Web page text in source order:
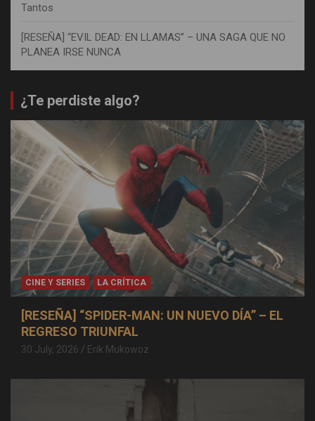
Tantos
[RESEÑA] “EVIL DEAD: EN LLAMAS” – UNA SAGA QUE NO
PLANEA IRSE NUNCA
¿Te perdiste algo?
CINE Y SERIES LA CRÍTICA
[RESEÑA] “SPIDER-MAN: UN NUEVO DÍA” – EL
REGRESO TRIUNFAL
30 July, 2026 Erik Mukowoz